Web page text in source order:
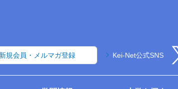
新規会員・メルマガ登録 Kei-Net公式SNS